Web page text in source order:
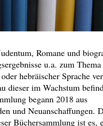
Romane und
u.a. zum
hebräischer Sprache
dieser im Wachstum
begann 2018 aus
und Neuanschaffungen.
Büchersammlung ist es,